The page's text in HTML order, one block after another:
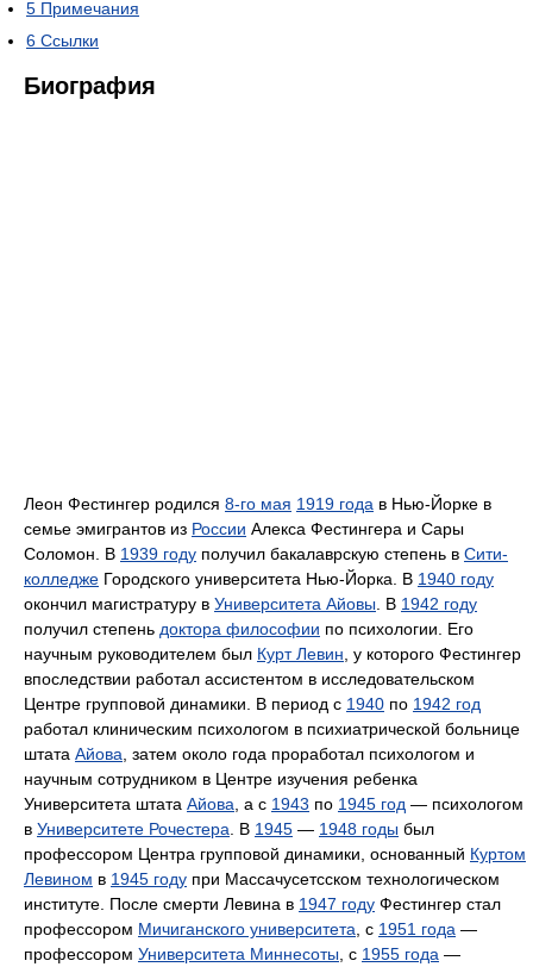
5 Примечания
6 Ссылки
Биография
Леон Фестингер родился 8-го мая 1919 года в Нью-Йорке в
семье эмигрантов из России Алекса Фестингера и Сары
Соломон. В 1939 году получил бакалаврскую степень в Сити-
колледже Городского университета Нью-Йорка. В 1940 году
окончил магистратуру в Университета Айовы . В 1942 году
получил степень доктора философии по психологии. Его
научным руководителем был Курт Левин , у которого Фестингер
впоследствии работал ассистентом в исследовательском
Центре групповой динамики. В период с 1940 по 1942 год
работал клиническим психологом в психиатрической больнице
штата Айова , затем около года проработал психологом и
научным сотрудником в Центре изучения ребенка
Университета штата Айова , а с 1943 по 1945 год — психологом
в Университете Рочестера . В 1945 — 1948 годы был
профессором Центра групповой динамики, основанный Куртом
Левином в 1945 году при Массачусетсском технологическом
институте. После смерти Левина в 1947 году Фестингер стал
профессором Мичиганского университета , с 1951 года —
профессором Университета Миннесоты , с 1955 года —